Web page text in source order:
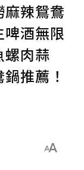
辣鴛鴦
酒無限
螺肉蒜
推薦！